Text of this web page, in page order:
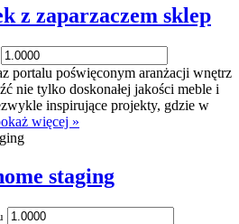
z zaparzaczem sklep
portalu poświęconym aranżacji wnętrz
nie tylko doskonałej jakości meble i
inspirujące projekty, gdzie w
więcej »
staging